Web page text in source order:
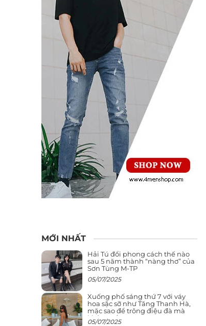
MỚI NHẤT
Hải Tú đổi phong cách thế nào
sau 5 năm thành “nàng thơ” của
Sơn Tùng M-TP
05/07/2025
Xuống phố sáng thứ 7 với váy
hoa sặc sỡ như Tăng Thanh Hà,
mặc sao để trông điệu đà mà
không sến
05/07/2025